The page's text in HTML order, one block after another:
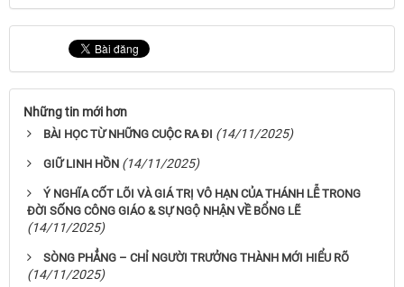
Những tin mới hơn
BÀI HỌC TỪ NHỮNG CUỘC RA ĐI (14/11/2025)
GIỮ LINH HỒN (14/11/2025)
Ý NGHĨA CỐT LÕI VÀ GIÁ TRỊ VÔ HẠN CỦA THÁNH LỄ TRONG
ĐỜI SỐNG CÔNG GIÁO & SỰ NGỘ NHẬN VỀ BỔNG LẼ
(14/11/2025)
SÒNG PHẲNG – CHỈ NGƯỜI TRƯỞNG THÀNH MỚI HIỂU RÕ
(14/11/2025)